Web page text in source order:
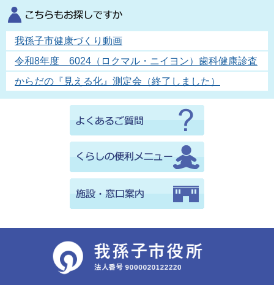
我孫子市健康づくり動画
令和8年度 6024（ロクマル・ニイヨン）歯科健康診査
からだの『見える化』測定会（終了しました）